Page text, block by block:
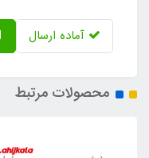
آماده ارسال
محصولات مرتبط